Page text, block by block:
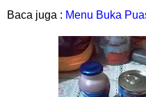
Baca juga : Menu Buka